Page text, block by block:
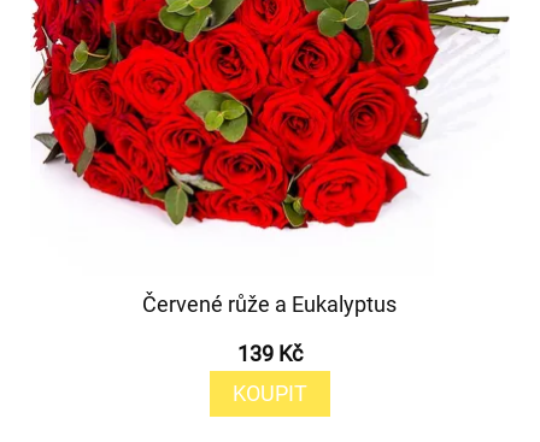
Červené růže a Eukalyptus
139 Kč
KOUPIT